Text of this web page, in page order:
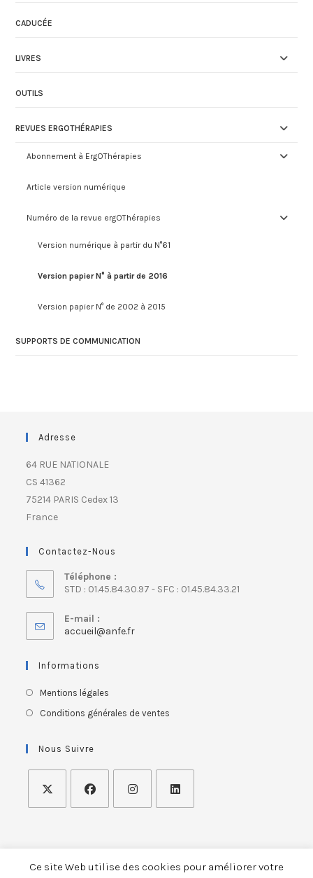
CADUCÉE
LIVRES
OUTILS
REVUES ERGOTHÉRAPIES
Abonnement à ErgOThérapies
Article version numérique
Numéro de la revue ergOThérapies
Version numérique à partir du N°61
Version papier N° à partir de 2016
Version papier N° de 2002 à 2015
SUPPORTS DE COMMUNICATION
Adresse
64 RUE NATIONALE
CS 41362
75214 PARIS Cedex 13
France
Contactez-Nous
Téléphone :
STD : 01.45.84.30.97 - SFC : 01.45.84.33.21
E-mail :
accueil@anfe.fr
Informations
Mentions légales
Conditions générales de ventes
Nous Suivre
ASSOCIATION NATIONALE FRANÇAISE DES ERGOTHERAPEUTES
Ce site Web utilise des cookies pour améliorer votre